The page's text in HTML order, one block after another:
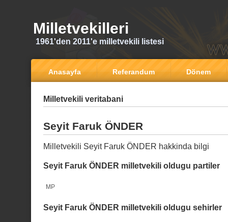
Milletvekilleri
1961'den 2011'e milletvekili listesi
Anasayfa Referandum Dönem
Milletvekili veritabani
Seyit Faruk ÖNDER
Milletvekili Seyit Faruk ÖNDER hakkinda bilgi
Seyit Faruk ÖNDER milletvekili oldugu partiler
MP
Seyit Faruk ÖNDER milletvekili oldugu sehirler